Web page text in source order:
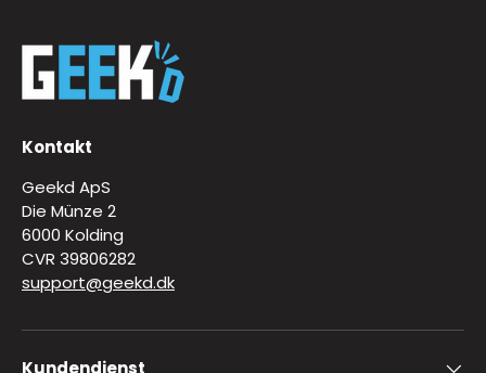
Kontakt
Geekd ApS
Die Münze 2
6000 Kolding
CVR 39806282
support@geekd.dk
Kundendienst